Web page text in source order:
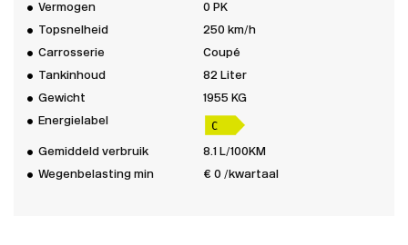
Vermogen
0 PK
Topsnelheid
250 km/h
Carrosserie
Coupé
Tankinhoud
82 Liter
Gewicht
1955 KG
Energielabel
Gemiddeld verbruik
8.1 L/100KM
Wegenbelasting min
€ 0 /kwartaal